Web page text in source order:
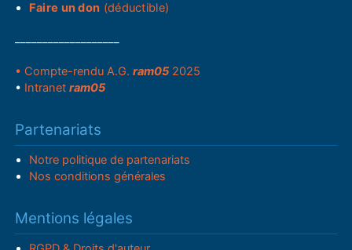
Faire un don (déductible)
• Compte-rendu A.G.ram05 2025
• Intranetram05
Partenariats
Notre politique de partenariats
Nos conditions générales
Mentions légales